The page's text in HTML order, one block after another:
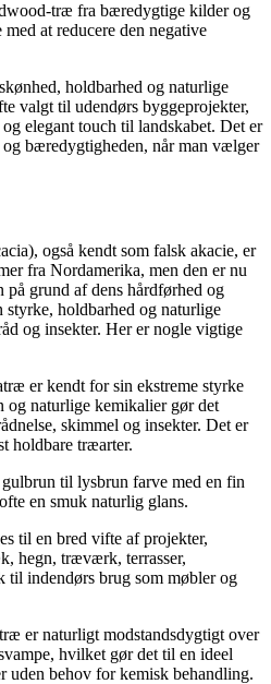
træ fra bæredygtige kilder og
at reducere den negative
holdbarhed og naturlige
valgt til udendørs byggeprojekter,
elegant touch til landskabet. Det er
bæredygtigheden, når man vælger
også kendt som falsk akacie, er
fra Nordamerika, men den er nu
på grund af dens hårdførhed og
holdbarhed og naturlige
og insekter. Her er nogle vigtige
er kendt for sin ekstreme styrke
og naturlige kemikalier gør det
skimmel og insekter. Det er
holdbare træarter.
til lysbrun farve med en fin
en smuk naturlig glans.
til en bred vifte af projekter,
hegn, træværk, terrasser,
indendørs brug som møbler og
er naturligt modstandsdygtigt over
hvilket gør det til en ideel
uden behov for kemisk behandling.